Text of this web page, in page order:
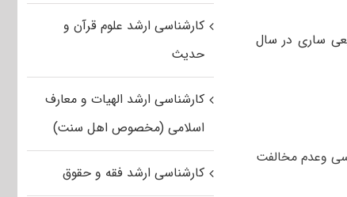
ساری در سال
۲- پذیرفتن قانون اساسی وعدم مخالفت
کارشناسی ارشد علوم قرآن و
حدیث
کارشناسی ارشد الهیات و معارف
اسلامی (مخصوص اهل سنت)
کارشناسی ارشد فقه و حقوق